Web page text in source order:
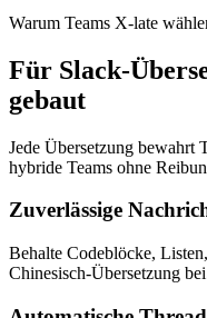
Warum Teams X-late
Für Slack-
gebaut
Jede Übersetzung bewahrt
hybride Teams ohne
Zuverlässige
Behalte Codeblöcke,
Chinesisch-Übersetzung